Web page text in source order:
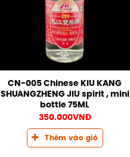
CN-005 Chinese KIU KANG
SHUANGZHENG JIU spirit , mini
bottle 75ML
350.000VNĐ
Thêm vào giỏ